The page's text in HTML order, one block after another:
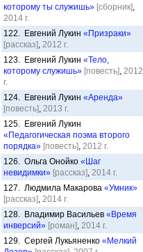
которому ты служишь» [сборник],
2014 г.
122. Евгений Лукин «Призраки»
[рассказ], 2012 г.
123. Евгений Лукин «Тело,
которому служишь» [повесть], 2012
г.
124. Евгений Лукин «Аренда»
[повесть], 2013 г.
125. Евгений Лукин
«Педагогическая поэма второго
порядка» [повесть], 2012 г.
126. Ольга Онойко «Шаг
невидимки» [рассказ], 2014 г.
127. Людмила Макарова «Умник»
[рассказ], 2014 г.
128. Владимир Васильев «Время
инверсий» [роман], 2014 г.
129. Сергей Лукьяненко «Мелкий